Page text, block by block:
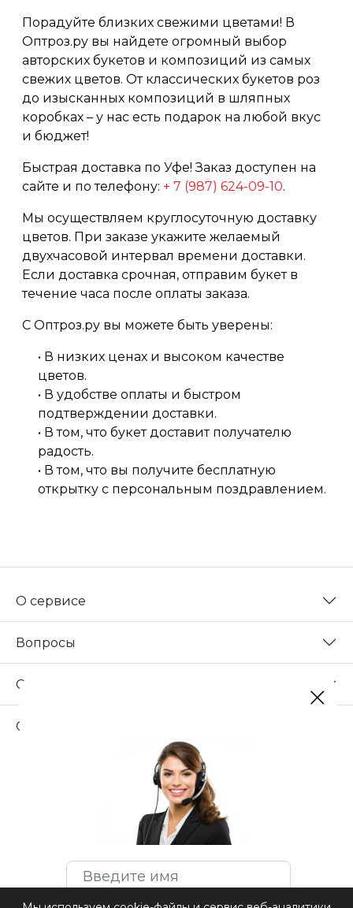
Порадуйте близких свежими цветами! В
Оптроз.ру вы найдете огромный выбор
авторских букетов и композиций из самых
свежих цветов. От классических букетов роз
до изысканных композиций в шляпных
коробках – у нас есть подарок на любой вкус
и бюджет!
Быстрая доставка по Уфе! Заказ доступен на
сайте и по телефону: + 7 (987) 624-09-10.
Мы осуществляем круглосуточную доставку
цветов. При заказе укажите желаемый
двухчасовой интервал времени доставки.
Если доставка срочная, отправим букет в
течение часа после оплаты заказа.
С Оптроз.ру вы можете быть уверены:
• В низких ценах и высоком качестве
цветов.
• В удобстве оплаты и быстром
подтверждении доставки.
• В том, что букет доставит получателю
радость.
• В том, что вы получите бесплатную
открытку с персональным поздравлением.
О сервисе
Вопросы
Сотрудничество
Свяжитесь с нами